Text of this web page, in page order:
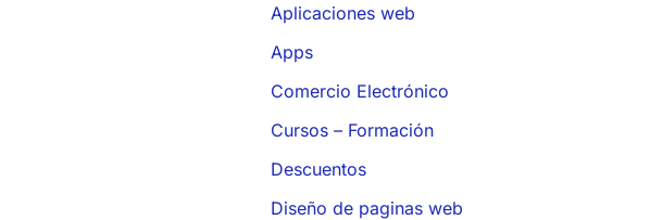
Aplicaciones web
Apps
Comercio Electrónico
Cursos – Formación
Descuentos
Diseño de paginas web